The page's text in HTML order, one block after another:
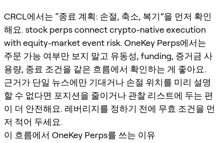
CRCL에서는 “종료 계획: 손절, 축소, 복기”을 먼저 확인
해요. stock perps connect crypto-native execution
with equity-market event risk. OneKey Perps에서는
주문 가능 여부만 보지 말고 유동성, funding, 증거금 사
용량, 종료 조건을 같은 흐름에서 확인하는 게 좋아요.
근거가 단일 뉴스에만 기대거나 손절 위치를 미리 설명
할 수 없다면 포지션을 줄이거나 관찰 리스트에 두는 편
이 더 안전해요. 레버리지를 정하기 전에 무효 조건을 먼
저 적어 두세요.
이 흐름에서 OneKey Perps를 쓰는 이유